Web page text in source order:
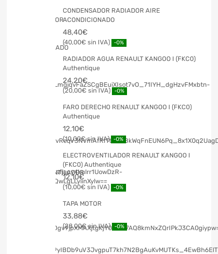
CONDENSADOR RADIADOR AIRE
ACONDICIONADO
48,40€
40,00€ -0%
RADIADOR AGUA RENAULT KANGOO I (FKC0)
Authentique
24,20€
20,00€ -0%
FARO DERECHO RENAULT KANGOO I (FKC0)
Authentique
12,10€
10,00€ -0%
ELECTROVENTILADOR RENAULT KANGOO I
(FKC0) Authentique
12,10€
10,00€ -0%
TAPA MOTOR
33,88€
28,00€ -0%